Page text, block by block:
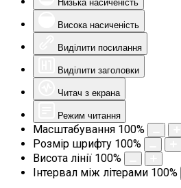
Низька насиченість
Висока насиченість
Виділити посилання
Виділити заголовки
Читач з екрана
Режим читання
Масштабування 100%
Розмір шрифту 100%
Висота лінії 100%
Інтервал між літерами 100%